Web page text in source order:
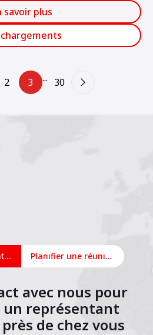
d'un système de filtre à
savoir plus
2 3 ... 30
Formulaire de contact Planifier une réunion en ligne
avec nous pour
représentant
de chez vous